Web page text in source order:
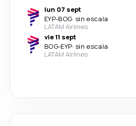
lun 07 sept
EYP-BOG· sin escala
LATAM Airlines
vie 11 sept
BOG-EYP· sin escala
LATAM Airlines